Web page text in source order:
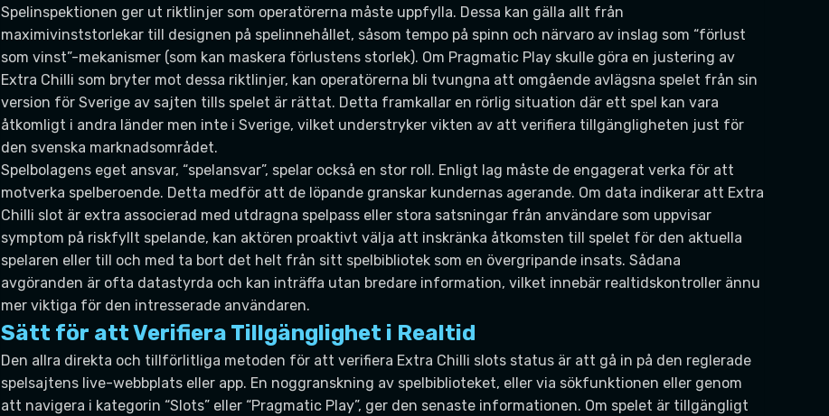
Spelinspektionen ger ut riktlinjer som operatörerna måste uppfylla. Dessa kan gälla allt från
maximivinststorlekar till designen på spelinnehållet, såsom tempo på spinn och närvaro av inslag som “förlust
som vinst”-mekanismer (som kan maskera förlustens storlek). Om Pragmatic Play skulle göra en justering av
Extra Chilli som bryter mot dessa riktlinjer, kan operatörerna bli tvungna att omgående avlägsna spelet från sin
version för Sverige av sajten tills spelet är rättat. Detta framkallar en rörlig situation där ett spel kan vara
åtkomligt i andra länder men inte i Sverige, vilket understryker vikten av att verifiera tillgängligheten just för
den svenska marknadsområdet.
Spelbolagens eget ansvar, “spelansvar”, spelar också en stor roll. Enligt lag måste de engagerat verka för att
motverka spelberoende. Detta medför att de löpande granskar kundernas agerande. Om data indikerar att Extra
Chilli slot är extra associerad med utdragna spelpass eller stora satsningar från användare som uppvisar
symptom på riskfyllt spelande, kan aktören proaktivt välja att inskränka åtkomsten till spelet för den aktuella
spelaren eller till och med ta bort det helt från sitt spelbibliotek som en övergripande insats. Sådana
avgöranden är ofta datastyrda och kan inträffa utan bredare information, vilket innebär realtidskontroller ännu
mer viktiga för den intresserade användaren.
Sätt för att Verifiera Tillgänglighet i Realtid
Den allra direkta och tillförlitliga metoden för att verifiera Extra Chilli slots status är att gå in på den reglerade
spelsajtens live-webbplats eller app. En noggranskning av spelbiblioteket, eller via sökfunktionen eller genom
att navigera i kategorin “Slots” eller “Pragmatic Play”, ger den senaste informationen. Om spelet är tillgängligt